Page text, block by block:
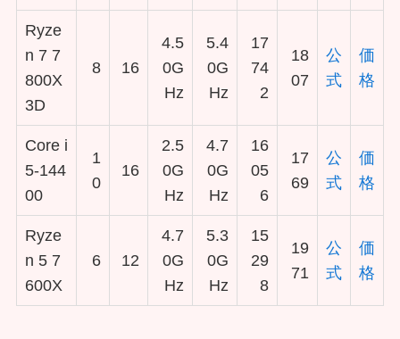
Ryze
n 7 7
800X
3D
8 16
4.5
0G
Hz
5.4
0G
Hz
17
74
2
18
07
公
式
価
格
Core i
5-144
00
1
0
16
2.5
0G
Hz
4.7
0G
Hz
16
05
6
17
69
公
式
価
格
Ryze
n 5 7
600X
6 12
4.7
0G
Hz
5.3
0G
Hz
15
29
8
19
71
公
式
価
格